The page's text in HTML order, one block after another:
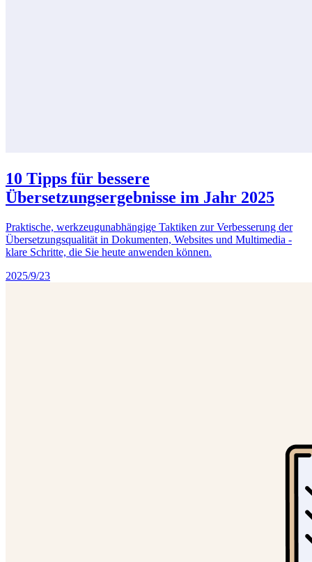
10 Tipps für bessere
Übersetzungsergebnisse im Jahr 2025
Praktische, werkzeugunabhängige Taktiken zur Verbesserung der
Übersetzungsqualität in Dokumenten, Websites und Multimedia -
klare Schritte, die Sie heute anwenden können.
2025/9/23